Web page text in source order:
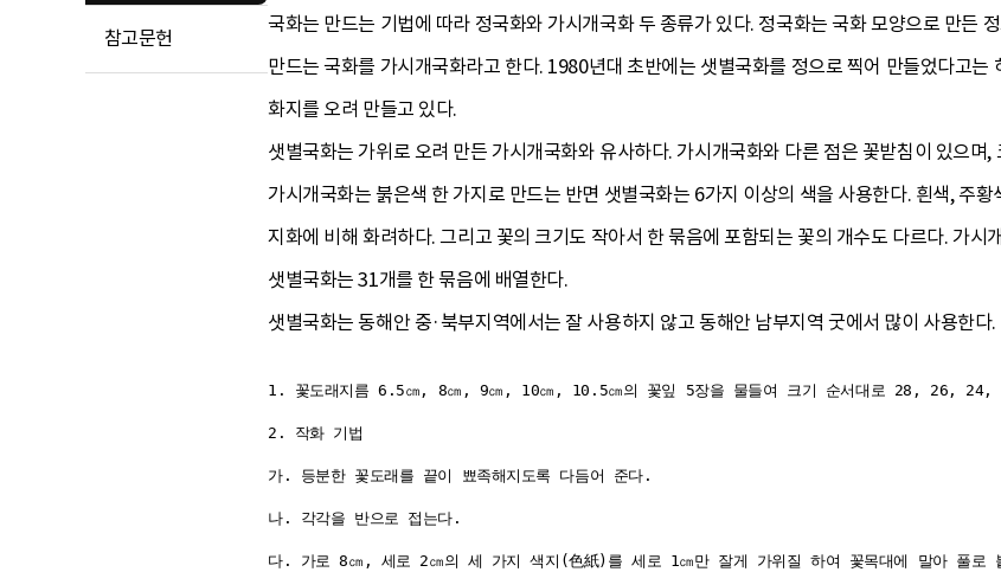
참고문헌
국화는 만드는 기법에 따라 정국화와 가시개국화 두 종류가 있다. 정국화는 국화 모양으로 만든
만드는 국화를 가시개국화라고 한다. 1980년대 초반에는 샛별국화를 정으로 찍어 만들었다고
화지를 오려 만들고 있다.
샛별국화는 가위로 오려 만든 가시개국화와 유사하다. 가시개국화와 다른 점은 꽃받침이 있으
가시개국화는 붉은색 한 가지로 만드는 반면 샛별국화는 6가지 이상의 색을 사용한다. 흰색, 주
지화에 비해 화려하다. 그리고 꽃의 크기도 작아서 한 묶음에 포함되는 꽃의 개수도 다르다. 가
샛별국화는 31개를 한 묶음에 배열한다.
샛별국화는 동해안 중·북부지역에서는 잘 사용하지 않고 동해안 남부지역 굿에서 많이 사용한
1. 꽃도래지름 6.5㎝, 8㎝, 9㎝, 10㎝, 10.5㎝의 꽃잎 5장을 물들여 크기 순서대로 28, 26, 24,
2. 작화 기법
가. 등분한 꽃도래를 끝이 뾰족해지도록 다듬어 준다.
나. 각각을 반으로 접는다.
다. 가로 8㎝, 세로 2㎝의 세 가지 색지(色紙)를 세로 1㎝만 잘게 가위질 하여 꽃목대에 말아 풀로